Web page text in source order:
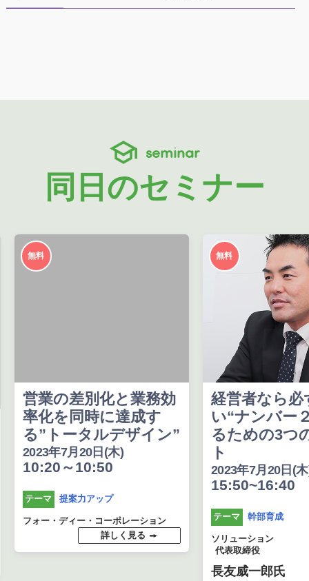
seminar
同日のセミナー
無料
営業の差別化と業務効
率化を同時に達成す
る”トータルデザイン”
2023年7月20日(木)
10:20～10:50
テーマ 提案力アップ
フォー・ディー・コーポレーション
詳しく見る
無料
経営者なら必
い“ナンバー
るための3つ
ト
2023年7月20日(
15:50~16:40
テーマ 幹部育成
ソリューション
代表取締役
長友威一郎氏